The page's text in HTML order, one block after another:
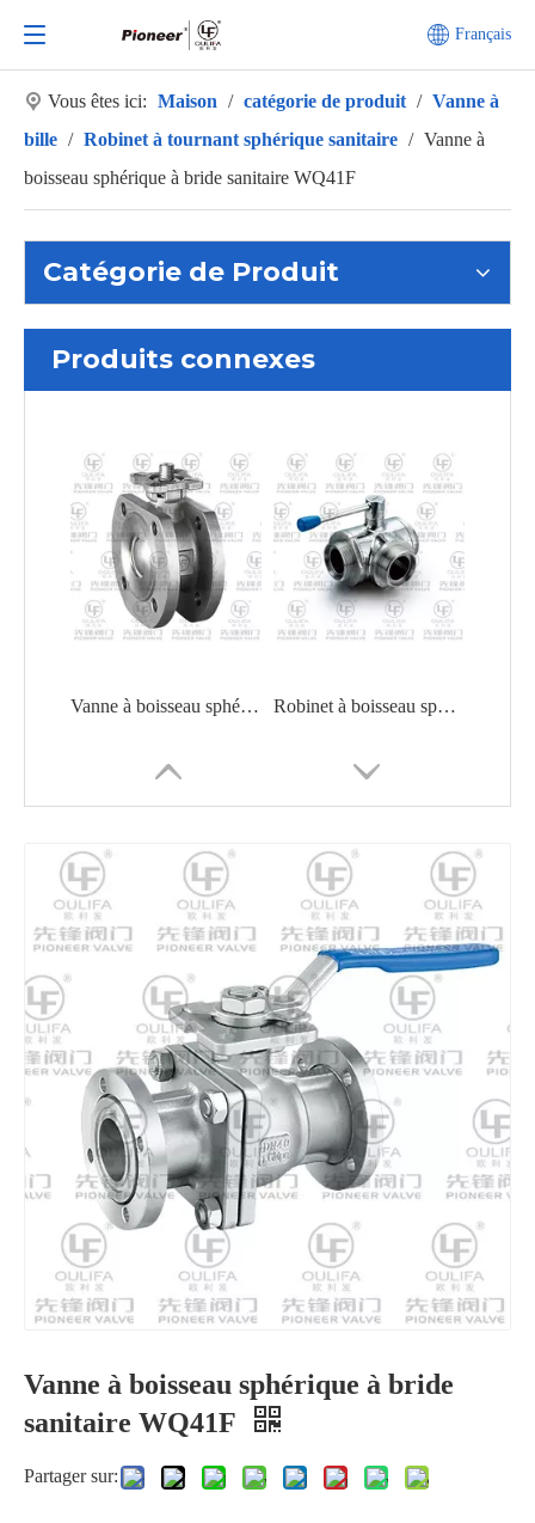
Français
Vous êtes ici: Maison / catégorie de produit / Vanne à
bille / Robinet à tournant sphérique sanitaire / Vanne à
boisseau sphérique à bride sanitaire WQ41F
Catégorie de Produit
Produits connexes
Vanne à boisseau sphérique à bride sanitaire remplie de cavité WPSQ72F Robinet à boisseau sphérique fileté sanitaire à 3 voies WQ25F
Robinet à tournant sphérique sanitaire rempli de cavité Robinet à boisseau sphérique sanitaire rempli de cavité WQ61F
Robinet à boisseau sphérique sanitaire rempli de cavité WQ6c1F
Vanne à boisseau sphérique à bride
sanitaire WQ41F
Partager sur: